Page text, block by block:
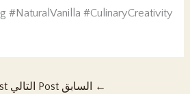
#NaturalVanilla #CulinaryCreativity
← السابق Post التالي Post